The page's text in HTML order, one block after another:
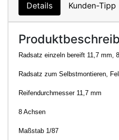
Details Kunden-Tipp
Radsatz einzeln bereift 11,7 mm,
Radsatz zum Selbstmontieren,
Reifendurchmesser 11,7 mm
8 Achsen
Maßstab 1/87